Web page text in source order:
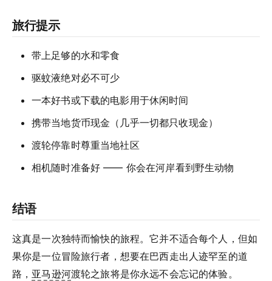
旅行提示
带上足够的水和零食
驱蚊液绝对必不可少
一本好书或下载的电影用于休闲时间
携带当地货币现金（几乎一切都只收现金）
渡轮停靠时尊重当地社区
相机随时准备好 —— 你会在河岸看到野生动物
结语
这真是一次独特而愉快的旅程。它并不适合每个人，但如
果你是一位冒险旅行者，想要在巴西走出人迹罕至的道
路， 亚马逊河渡轮之旅将是你永远不会忘记的体验。